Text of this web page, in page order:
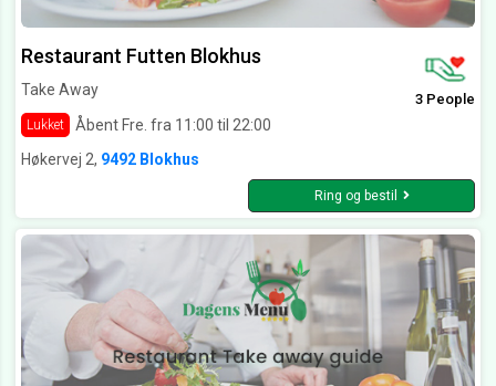
Restaurant Futten Blokhus
Take Away
Lukket Åbent Fre. fra 11:00 til 22:00
3 People
Høkervej 2, 9492 Blokhus
Ring og bestil